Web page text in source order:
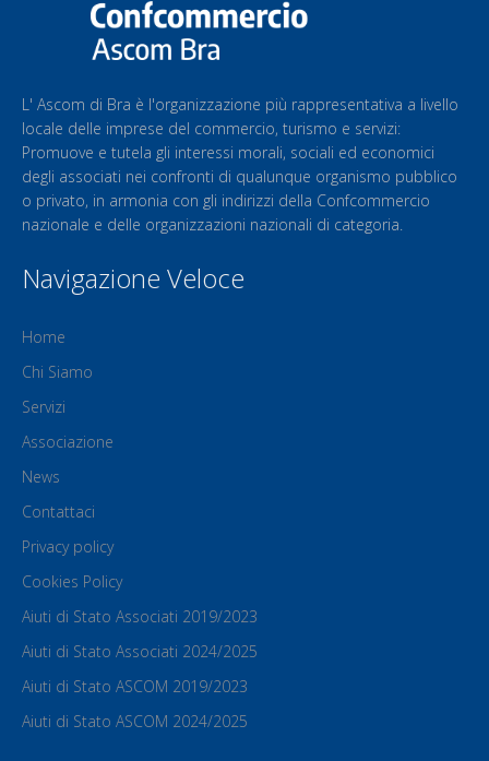
L' Ascom di Bra è l'organizzazione più rappresentativa a livello
locale delle imprese del commercio, turismo e servizi:
Promuove e tutela gli interessi morali, sociali ed economici
degli associati nei confronti di qualunque organismo pubblico
o privato, in armonia con gli indirizzi della Confcommercio
nazionale e delle organizzazioni nazionali di categoria.
Navigazione Veloce
Home
Chi Siamo
Servizi
Associazione
News
Contattaci
Privacy policy
Cookies Policy
Aiuti di Stato Associati 2019/2023
Aiuti di Stato Associati 2024/2025
Aiuti di Stato ASCOM 2019/2023
Aiuti di Stato ASCOM 2024/2025